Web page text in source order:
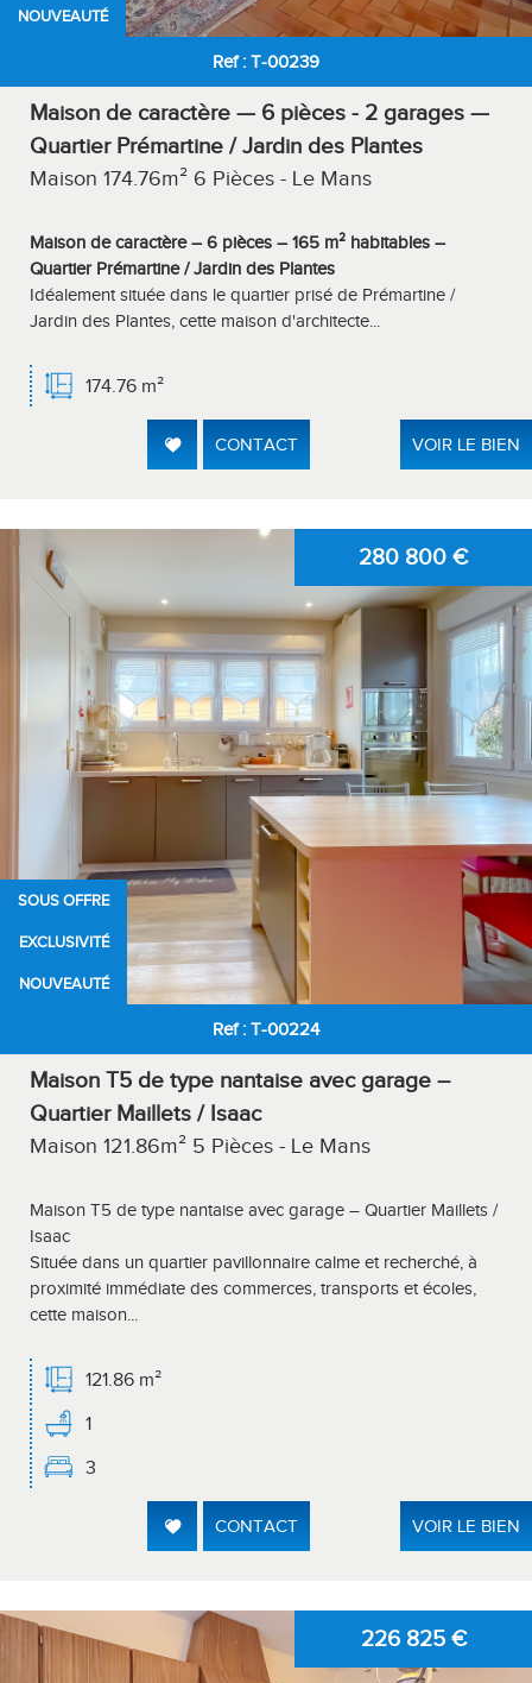
Critères supplémentaires
Parking Terrasse Cave
NOUVEAUTÉ
Ref : T-00239
Maison de caractère — 6 pièces - 2 garages —
Quartier Prémartine / Jardin des Plantes
Maison 174.76m² 6 Pièces - Le Mans
Maison de caractère – 6 pièces – 165 m² habitables –
Quartier Prémartine / Jardin des Plantes
Idéalement située dans le quartier prisé de Prémartine /
Jardin des Plantes, cette maison d'architecte...
174.76 m²
CONTACT VOIR LE BIEN
SOUS OFFRE
EXCLUSIVITÉ
NOUVEAUTÉ
280 800 €
Ref : T-00224
Maison T5 de type nantaise avec garage –
Quartier Maillets / Isaac
Maison 121.86m² 5 Pièces - Le Mans
Maison T5 de type nantaise avec garage – Quartier Maillets /
Isaac
Située dans un quartier pavillonnaire calme et recherché, à
proximité immédiate des commerces, transports et écoles,
cette maison...
121.86 m²
1
3
CONTACT VOIR LE BIEN
226 825 €